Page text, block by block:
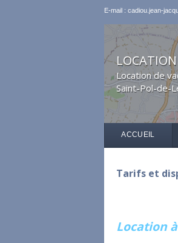
E-mail : cadiou.jean-
Location de
Saint-Pol-de-
ACCUEIL
Tarifs et
Location